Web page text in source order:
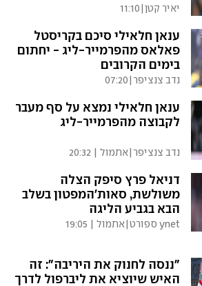
יאיר קטן|
11:10
ענאן חלאילי סיכם בקריסטל
פאלאס מהפרמייר-ליג - יחתום
בימים הקרובים
נדב צנציפר|
07:20
ענאן חלאילי נמצא על סף מעבר
לקבוצה מהפרמייר-ליג
נדב צנציפר| אתמול | 20:32
דניאל פרץ סיפק הצלה
משולשת, סאות'המפטון בשלב
הבא בגביע הליגה
ynet ספורט | אתמול | 19:05
"ננסה לחנוק את היריבה": זה
האיש שיוציא את ליברפול לדרך